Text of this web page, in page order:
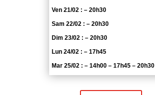
Ven 21/02 : – 20h30
Sam 22/02 : – 20h30
Dim 23/02 : – 20h30
Lun 24/02 : – 17h45
Mar 25/02 : – 14h00 – 17h45 – 20h30